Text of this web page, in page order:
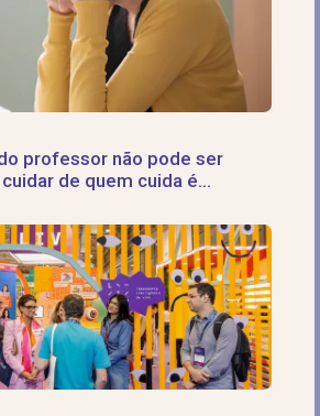
professor não pode ser
de quem cuida é